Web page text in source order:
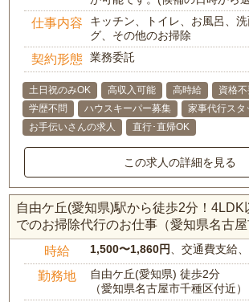
仕事内容
キッチン、トイレ、お風呂、
グ、その他のお掃除
契約形態 業務委託
土日祝のみOK 高収入可能 高時給 資格
学歴不問
ハウスキーパー募集
家事代行スタ
お手伝いさんの求人
直行･直帰OK
この求人の詳細を見る
自由ケ丘(愛知県)駅から徒歩2分！4LDK
でのお掃除代行のお仕事（愛知県名古屋
時給 1,500〜1,860円 、交通費支給
勤務地
自由ケ丘(愛知県) 徒歩2分
（愛知県名古屋市千種区付近）